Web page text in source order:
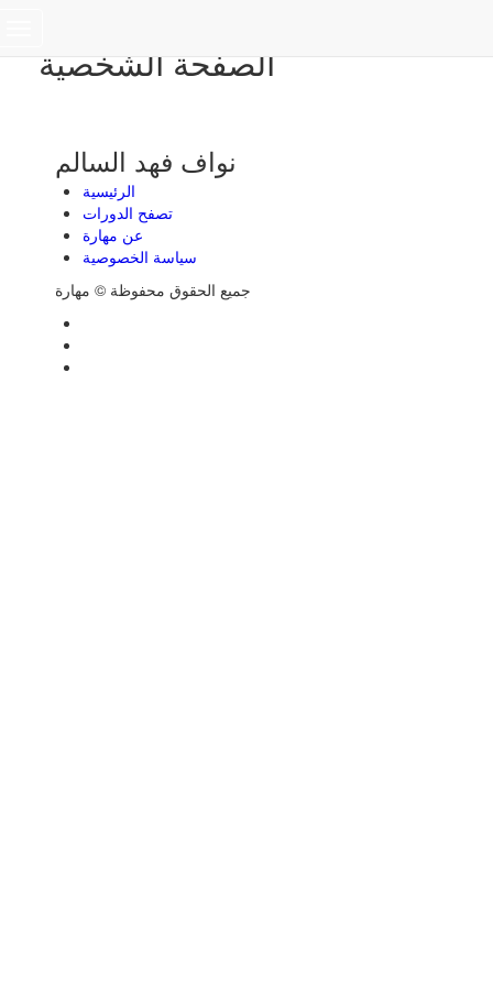
navigation
الصفحة الشخصية
نواف فهد السالم
الرئيسية
تصفح الدورات
عن مهارة
سياسة الخصوصية
جميع الحقوق محفوظة © مهارة